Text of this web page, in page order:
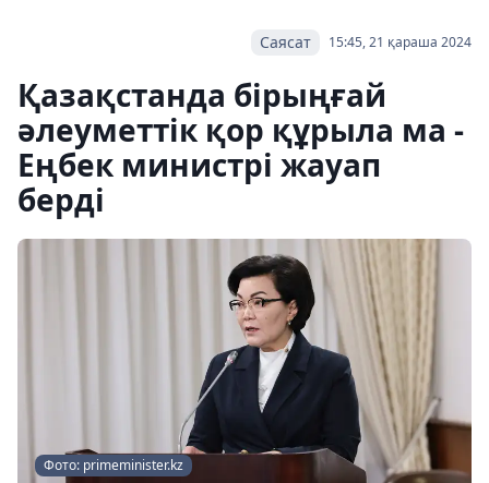
15:45, 21 қараша 2024
Саясат
Қазақстанда бірыңғай
әлеуметтік қор құрыла ма -
Еңбек министрі жауап
берді
Фото: primeminister.kz